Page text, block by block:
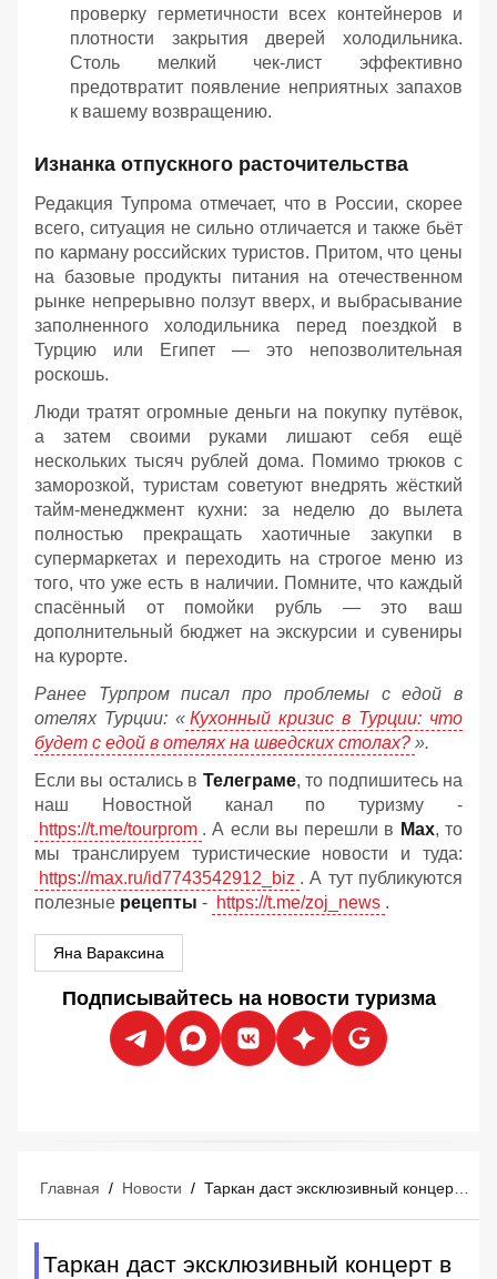
проверку герметичности всех контейнеров и
плотности закрытия дверей холодильника.
Столь мелкий чек-лист эффективно
предотвратит появление неприятных запахов
к вашему возвращению.
Изнанка отпускного расточительства
Редакция Тупрома отмечает, что в России, скорее
всего, ситуация не сильно отличается и также бьёт
по карману российских туристов. Притом, что цены
на базовые продукты питания на отечественном
рынке непрерывно ползут вверх, и выбрасывание
заполненного холодильника перед поездкой в
Турцию или Египет — это непозволительная
роскошь.
Люди тратят огромные деньги на покупку путёвок,
а затем своими руками лишают себя ещё
нескольких тысяч рублей дома. Помимо трюков с
заморозкой, туристам советуют внедрять жёсткий
тайм-менеджмент кухни: за неделю до вылета
полностью прекращать хаотичные закупки в
супермаркетах и переходить на строгое меню из
того, что уже есть в наличии. Помните, что каждый
спасённый от помойки рубль — это ваш
дополнительный бюджет на экскурсии и сувениры
на курорте.
Ранее Турпром писал про проблемы с едой в
отелях Турции: « Кухонный кризис в Турции: что
будет с едой в отелях на шведских столах? ».
Если вы остались в Телеграме, то подпишитесь на
наш Новостной канал по туризму -
https://t.me/tourprom . А если вы перешли в Мах, то
мы транслируем туристические новости и туда:
https://max.ru/id7743542912_biz . А тут публикуются
полезные рецепты - https://t.me/zoj_news .
Яна Вараксина
Подписывайтесь на новости туризма
Главная / Новости / Таркан даст эксклюзивный концерт в Мармарисе 29 августа: российские туристы уже покупают билеты
Таркан даст эксклюзивный концерт в